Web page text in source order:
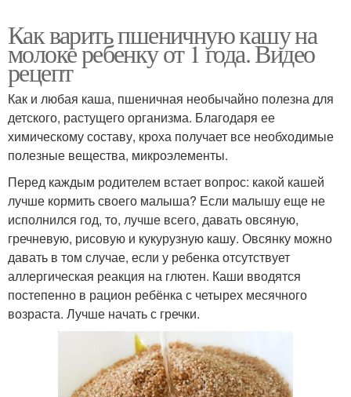
Пшенка с тыквой
Ингредиенты для
Каша на кефире
Блюда из тыквы Мясо с тыквой
Тыква в сметанном
Как варить пшеничную кашу на
молоке ребенку от 1 года. Видео
рецепт
Как и любая каша, пшеничная необычайно полезна для
детского, растущего организма. Благодаря ее
химическому составу, кроха получает все необходимые
полезные вещества, микроэлементы.
Перед каждым родителем встает вопрос: какой кашей
лучше кормить своего малыша? Если малышу еще не
исполнился год, то, лучше всего, давать овсяную,
гречневую, рисовую и кукурузную кашу. Овсянку можно
давать в том случае, если у ребенка отсутствует
аллергическая реакция на глютен. Каши вводятся
постепенно в рацион ребёнка с четырех месячного
возраста. Лучше начать с гречки.